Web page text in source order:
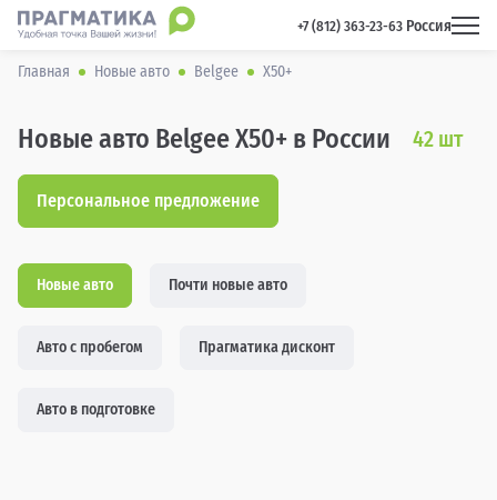
+7 (812) 363-23-63 Россия
Главная Новые авто Belgee X50+
Новые авто Belgee X50+ в России 42 шт
Персональное предложение
Новые авто Почти новые авто
Авто с пробегом Прагматика дисконт
Авто в подготовке